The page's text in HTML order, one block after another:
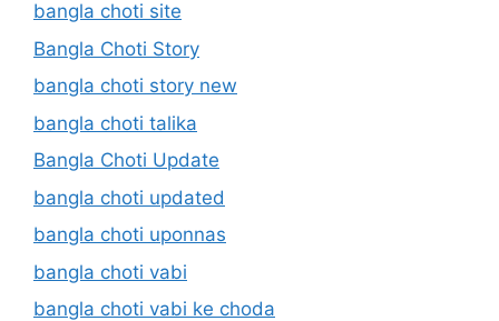
bangla choti site
Bangla Choti Story
bangla choti story new
bangla choti talika
Bangla Choti Update
bangla choti updated
bangla choti uponnas
bangla choti vabi
bangla choti vabi ke choda